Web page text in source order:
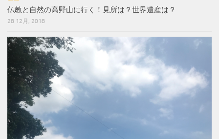
仏教と自然の高野山に行く！見所は？世界遺産は？
28 12月, 2018